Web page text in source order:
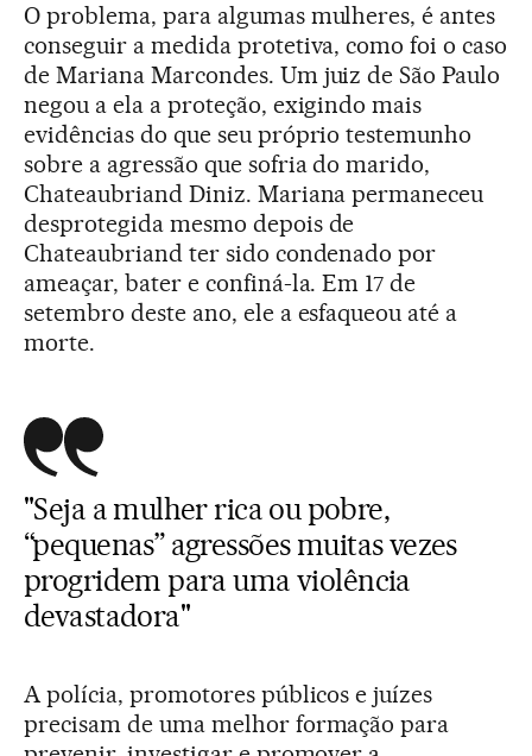
O problema, para algumas mulheres, é antes
conseguir a medida protetiva, como foi o caso
de Mariana Marcondes. Um juiz de São Paulo
negou a ela a proteção, exigindo mais
evidências do que seu próprio testemunho
sobre a agressão que sofria do marido,
Chateaubriand Diniz. Mariana permaneceu
desprotegida mesmo depois de
Chateaubriand ter sido condenado por
ameaçar, bater e confiná-la. Em 17 de
setembro deste ano, ele a esfaqueou até a
morte.
"Seja a mulher rica ou pobre,
“pequenas” agressões muitas vezes
progridem para uma violência
devastadora"
A polícia, promotores públicos e juízes
precisam de uma melhor formação para